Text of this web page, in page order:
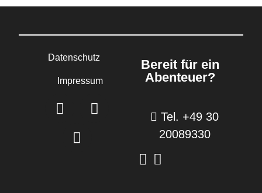
Datenschutz
Impressum
Bereit für ein
Abenteuer?
Tel. +49 30
20089330